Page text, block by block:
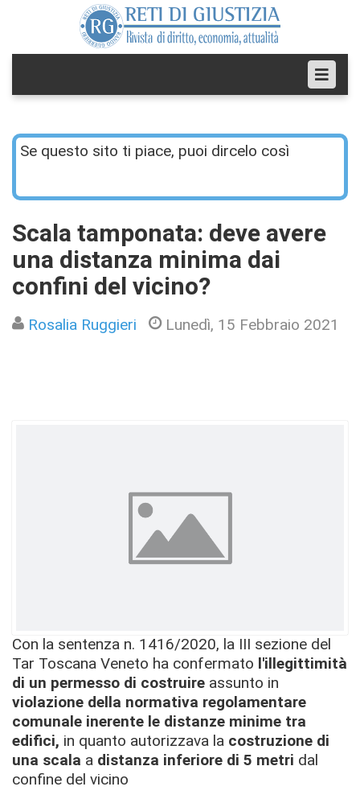
Se questo sito ti piace, puoi dircelo così
Scala tamponata: deve avere
una distanza minima dai
confini del vicino?
Rosalia Ruggieri Lunedì, 15 Febbraio 2021
Con la sentenza n. 1416/2020, la III sezione del
Tar Toscana Veneto ha confermato l'illegittimità
di un permesso di costruire assunto in
violazione della normativa regolamentare
comunale inerente le distanze minime tra
edifici, in quanto autorizzava la costruzione di
una scala a distanza inferiore di 5 metri dal
confine del vicino